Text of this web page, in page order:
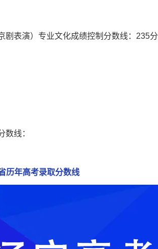
表演）专业文化成绩控制分数线：235分
线：
历年高考录取分数线